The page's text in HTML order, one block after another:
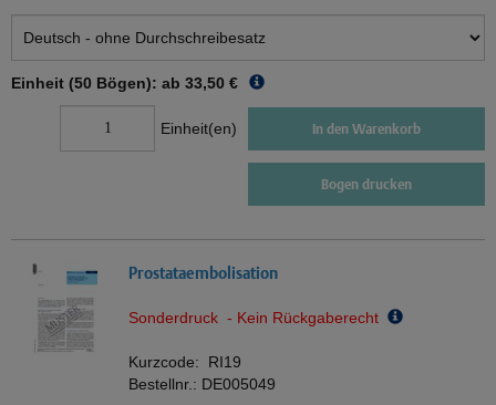
Einheit (50 Bögen): ab 33,50 €
Einheit(en) In den Warenkorb
Bogen drucken
Prostataembolisation
Sonderdruck - Kein Rückgaberecht
Kurzcode: RI19
Bestellnr.: DE005049